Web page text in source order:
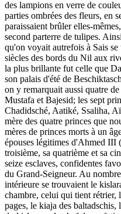
des lampions en verre de
parties ombrées des fleurs, en
paraissaient brûler elles-
second parterre de tulipes.
qu'on voyait autrefois à Sais
siècles des bords du Nil aux
la plus brillante fut celle que
son palais d'été de
on y remarquait aussi quatre
Mustafa et Bajesid; les sept
Chadidsché, Aatiké, Ssaliha,
mère des quatre princes que
mères de princes morts à un
épouses légitimes d'Ahmed III
troisième, sa quatrième et sa
seize esclaves, confidentes
du Grand-Seigneur. Au
intérieure se trouvaient le
chambre, celui qui tient rétrier,
pages, le kiaja des baltadschis,